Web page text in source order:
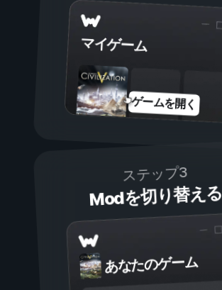
マイゲーム
ゲームを開く
ステップ3
Modを切り替える
あなたのゲーム